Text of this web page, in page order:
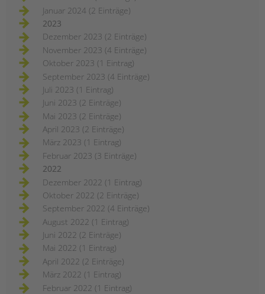
Januar 2024 (2 Einträge)
2023
Dezember 2023 (2 Einträge)
November 2023 (4 Einträge)
Oktober 2023 (1 Eintrag)
September 2023 (4 Einträge)
Juli 2023 (1 Eintrag)
Juni 2023 (2 Einträge)
Mai 2023 (2 Einträge)
April 2023 (2 Einträge)
März 2023 (1 Eintrag)
Februar 2023 (3 Einträge)
2022
Dezember 2022 (1 Eintrag)
Oktober 2022 (2 Einträge)
September 2022 (4 Einträge)
August 2022 (1 Eintrag)
Juni 2022 (2 Einträge)
Mai 2022 (1 Eintrag)
April 2022 (2 Einträge)
März 2022 (1 Eintrag)
Februar 2022 (1 Eintrag)